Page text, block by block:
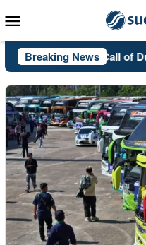
to
Menu
Breaking News
PSA: Call of